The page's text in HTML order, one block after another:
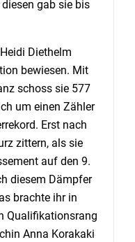
gab sie bis
Diethelm
bewiesen. Mit
schoss sie 577
um einen Zähler
Erst nach
zittern, als sie
auf den 9.
diesem Dämpfer
brachte ihr in
Qualifikationsrang
Anna Korakaki